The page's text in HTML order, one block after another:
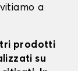
a
prodotti
su